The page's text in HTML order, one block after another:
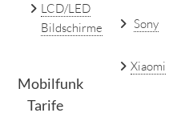
LCD/LED
Bildschirme
Mobilfunk
Tarife
Sony
Xiaomi